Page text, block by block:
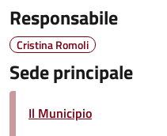
Responsabile
Cristina Romoli
Sede principale
Il Municipio